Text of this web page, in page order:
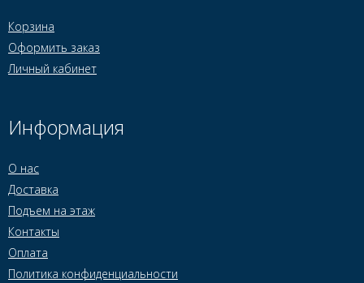
Корзина
Оформить заказ
Личный кабинет
Информация
О нас
Доставка
Подъем на этаж
Контакты
Оплата
Политика конфиденциальности